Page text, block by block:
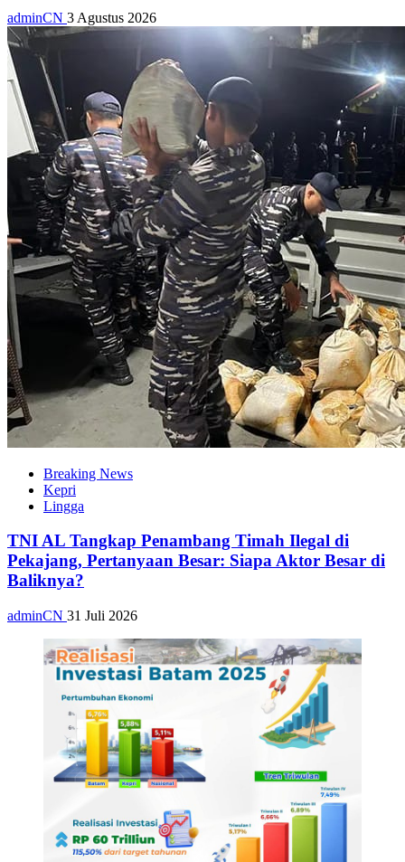
adminCN 3 Agustus 2026
Breaking News
Kepri
Lingga
TNI AL Tangkap Penambang Timah Ilegal di
Pekajang, Pertanyaan Besar: Siapa Aktor Besar di
Baliknya?
adminCN 31 Juli 2026